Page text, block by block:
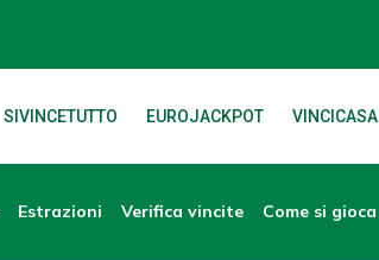
SIVINCETUTTO EUROJACKPOT VINCICASA
Estrazioni Verifica vincite Come si gioca